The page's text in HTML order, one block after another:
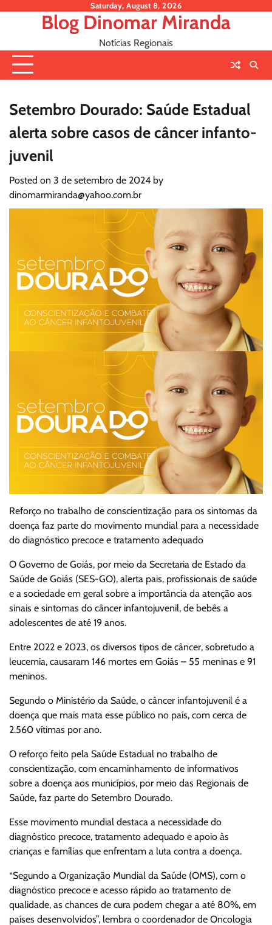
Saturday, August 8, 2026
Blog Dinomar Miranda
Notícias Regionais
Setembro Dourado: Saúde Estadual
alerta sobre casos de câncer infanto-
juvenil
Posted on 3 de setembro de 2024 by
dinomarmiranda@yahoo.com.br
Reforço no trabalho de conscientização para os sintomas da
doença faz parte do movimento mundial para a necessidade
do diagnóstico precoce e tratamento adequado
O Governo de Goiás, por meio da Secretaria de Estado da
Saúde de Goiás (SES-GO), alerta pais, profissionais de saúde
e a sociedade em geral sobre a importância da atenção aos
sinais e sintomas do câncer infantojuvenil, de bebês a
adolescentes de até 19 anos.
Entre 2022 e 2023, os diversos tipos de câncer, sobretudo a
leucemia, causaram 146 mortes em Goiás – 55 meninas e 91
meninos.
Segundo o Ministério da Saúde, o câncer infantojuvenil é a
doença que mais mata esse público no país, com cerca de
2.560 vítimas por ano.
O reforço feito pela Saúde Estadual no trabalho de
conscientização, com encaminhamento de informativos
sobre a doença aos municípios, por meio das Regionais de
Saúde, faz parte do Setembro Dourado.
Esse movimento mundial destaca a necessidade do
diagnóstico precoce, tratamento adequado e apoio às
crianças e famílias que enfrentam a luta contra a doença.
“Segundo a Organização Mundial da Saúde (OMS), com o
diagnóstico precoce e acesso rápido ao tratamento de
qualidade, as chances de cura podem chegar a até 80%, em
países desenvolvidos”, lembra o coordenador de Oncologia